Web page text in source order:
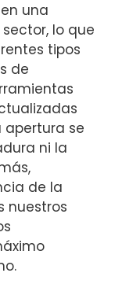
una
lo que
tipos
de
se
ni la
de la
nuestros